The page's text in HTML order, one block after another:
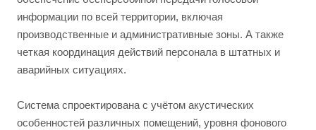
информации по всей территории, включая
производственные и административные зоны. А также
четкая координация действий персонала в штатных и
аварийных ситуациях.
Система спроектирована с учётом акустических
особенностей различных помещений, уровня фонового